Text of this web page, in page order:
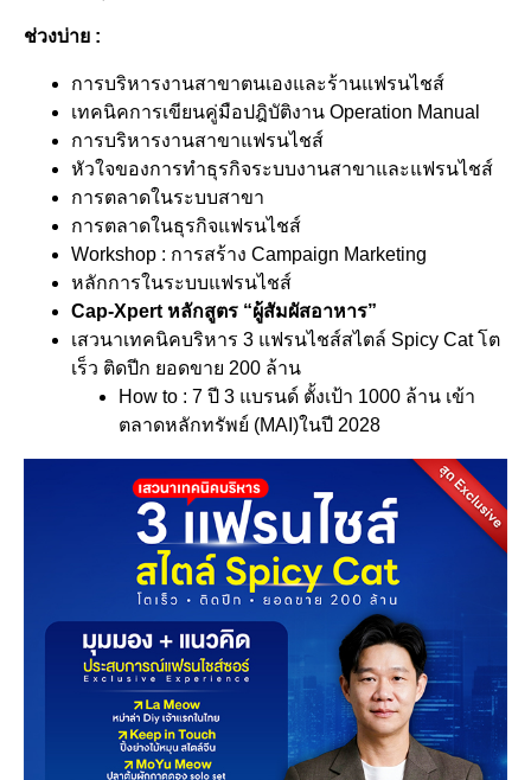
ช่วงบ่าย :
การบริหารงานสาขาตนเองและร้านแฟรนไชส์
เทคนิคการเขียนคู่มือปฎิบัติงาน Operation Manual
การบริหารงานสาขาแฟรนไชส์
หัวใจของการทำธุรกิจระบบงานสาขาและแฟรนไชส์
การตลาดในระบบสาขา
การตลาดในธุรกิจแฟรนไชส์
Workshop : การสร้าง Campaign Marketing
หลักการในระบบแฟรนไชส์
Cap-Xpert หลักสูตร “ผู้สัมผัสอาหาร”
เสวนาเทคนิคบริหาร 3 แฟรนไชส์สไตล์ Spicy Cat โต
เร็ว ติดปีก ยอดขาย 200 ล้าน
How to : 7 ปี 3 แบรนด์ ตั้งเป้า 1000 ล้าน เข้า
ตลาดหลักทรัพย์ (MAI)ในปี 2028